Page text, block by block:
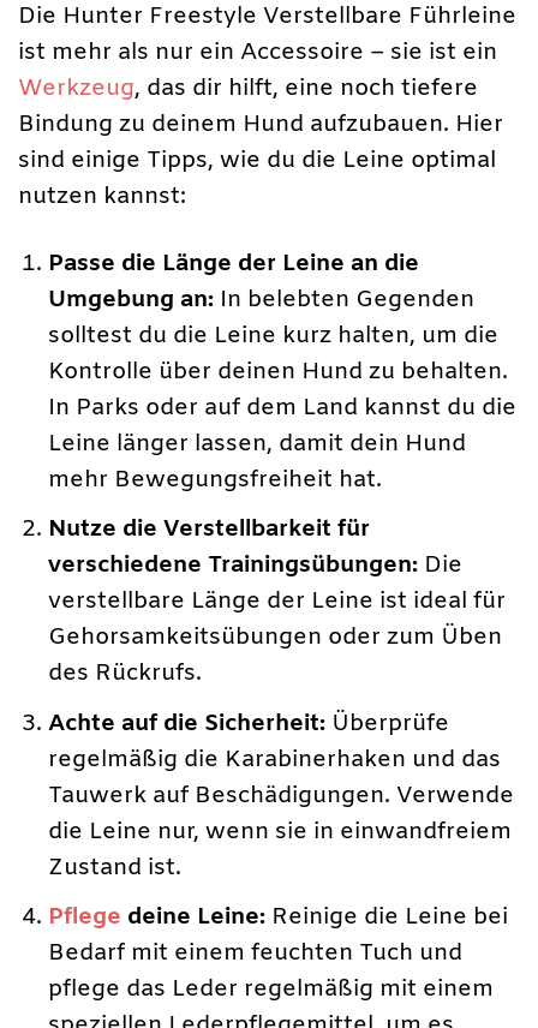
Die Hunter Freestyle Verstellbare Führleine
ist mehr als nur ein Accessoire – sie ist ein
Werkzeug, das dir hilft, eine noch tiefere
Bindung zu deinem Hund aufzubauen. Hier
sind einige Tipps, wie du die Leine optimal
nutzen kannst:
Passe die Länge der Leine an die
Umgebung an: In belebten Gegenden
solltest du die Leine kurz halten, um die
Kontrolle über deinen Hund zu behalten.
In Parks oder auf dem Land kannst du die
Leine länger lassen, damit dein Hund
mehr Bewegungsfreiheit hat.
Nutze die Verstellbarkeit für
verschiedene Trainingsübungen: Die
verstellbare Länge der Leine ist ideal für
Gehorsamkeitsübungen oder zum Üben
des Rückrufs.
Achte auf die Sicherheit: Überprüfe
regelmäßig die Karabinerhaken und das
Tauwerk auf Beschädigungen. Verwende
die Leine nur, wenn sie in einwandfreiem
Zustand ist.
Pflege deine Leine: Reinige die Leine bei
Bedarf mit einem feuchten Tuch und
pflege das Leder regelmäßig mit einem